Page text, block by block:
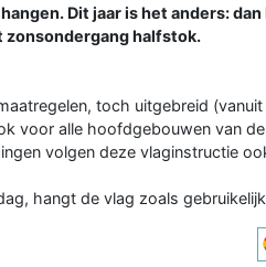
Dit jaar is het anders:
zonsondergang halfstok.
toch uitgebreid
voor alle hoofdgebouwen van
volgen deze vlaginstructie
hangt de vlag zoals